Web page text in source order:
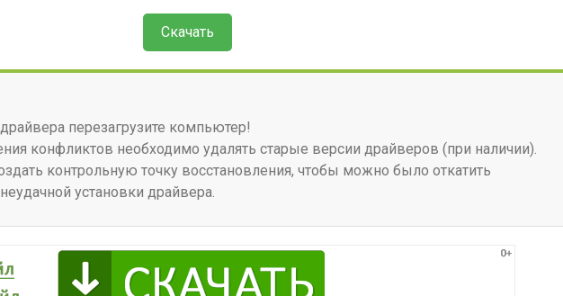
Скачать
перезагрузите компьютер!
конфликтов необходимо удалять старые версии драйверов (при наличии).
контрольную точку восстановления, чтобы можно было откатить
установки драйвера.